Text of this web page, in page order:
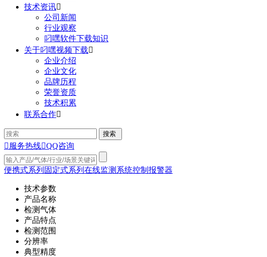
技术资讯
公司新闻
行业观察
叼嘿软件下载知识
关于叼嘿视频下载
企业介绍
企业文化
品牌历程
荣誉资质
技术积累
联系合作
 服务热线QQ咨询
便携式系列 固定式系列 在线监测系统控制报警器
技术参数
产品名称
检测气体
产品特点
检测范围
分辨率
典型精度